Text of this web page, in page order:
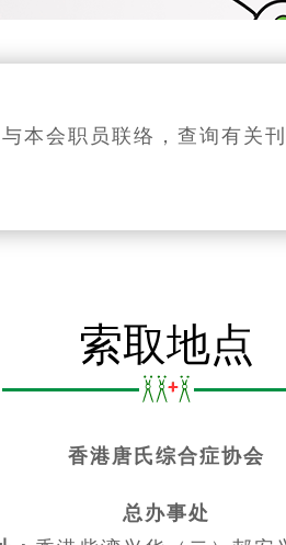
本会职员联络，查询有关
索取地点
香港唐氏综合症协会
总办事处